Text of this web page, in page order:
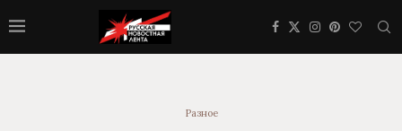
Разное